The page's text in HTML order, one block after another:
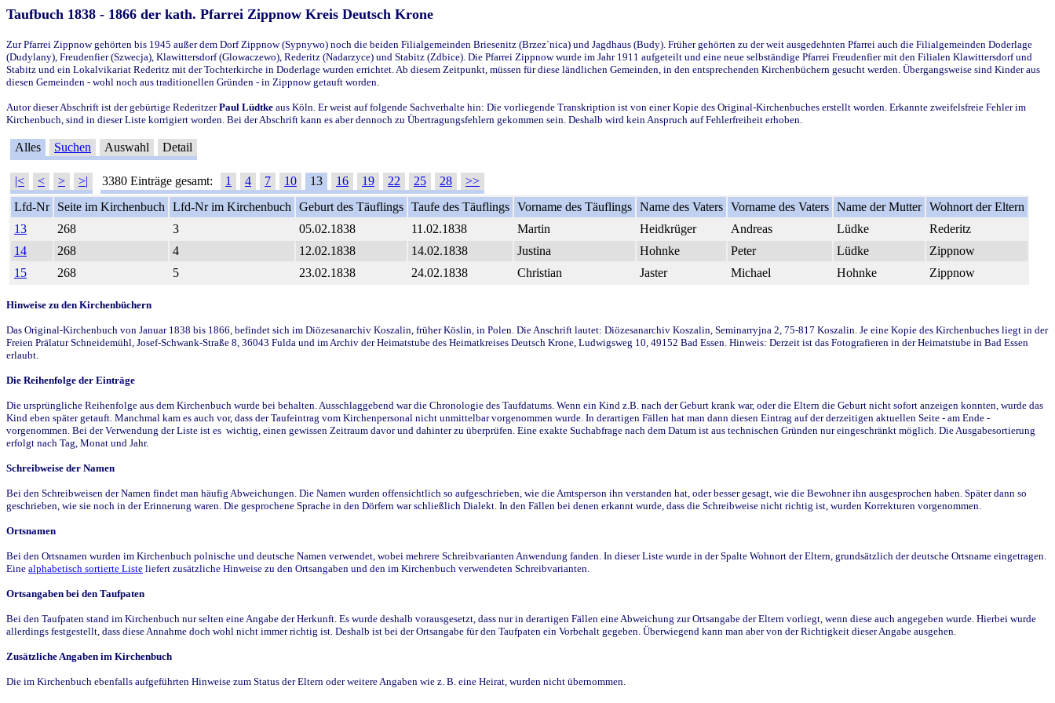
Taufbuch 1838 - 1866 der kath. Pfarrei Zippnow Kreis Deutsch Krone
Zur Pfarrei Zippnow gehörten bis 1945 außer dem Dorf Zippnow (Sypnywo) noch die beiden Filialgemeinden Briesenitz (Brzez`nica) und Jagdhaus (Budy). Früher gehörten zu der weit ausgedehnten Pfarrei auch die Filialgemeinden Doderlage
(Dudylany), Freudenfier (Szwecja), Klawittersdorf (Glowaczewo), Rederitz (Nadarzyce) und Stabitz (Zdbice). Die Pfarrei Zippnow wurde im Jahr 1911 aufgeteilt und eine neue selbständige Pfarrei Freudenfier mit den Filialen Klawittersdorf und
Stabitz und ein Lokalvikariat Rederitz mit der Tochterkirche in Doderlage wurden errichtet. Ab diesem Zeitpunkt, müssen für diese ländlichen Gemeinden, in den entsprechenden Kirchenbüchern gesucht werden. Übergangsweise sind Kinder aus
diesen Gemeinden - wohl noch aus traditionellen Gründen - in Zippnow getauft worden.
Autor dieser Abschrift ist der gebürtige RederitzerPaul Lüdtke aus Köln. Er weist auf folgende Sachverhalte hin: Die vorliegende Transkription ist von einer Kopie des Original-Kirchenbuches erstellt worden. Erkannte zweifelsfreie Fehler im
Kirchenbuch, sind in dieser Liste korrigiert worden. Bei der Abschrift kann es aber dennoch zu Übertragungsfehlern gekommen sein. Deshalb wird kein Anspruch auf Fehlerfreiheit erhoben.
Alles Suchen Auswahl Detail
|< < > >| 3380 Einträge gesamt: 1 4 7 10 13 16 19 22 25 28
>>
Lfd-Nr
Seite im Kirchenbuch Lfd-Nr im Kirchenbuch Geburt des Täuflings Taufe des Täuflings Vorname des Täuflings Name des Vaters Vorname des Vaters Name der Mutter Wohnort der Eltern
13
268 3 05.02.1838 11.02.1838 Martin Heidkrüger Andreas Lüdke
Rederitz
14
268 4 12.02.1838 14.02.1838 Justina Hohnke Peter Lüdke
Zippnow
15
268 5 23.02.1838 24.02.1838 Christian Jaster Michael Hohnke Zippnow
Hinweise zu den Kirchenbüchern
Das Original-Kirchenbuch von Januar 1838 bis 1866, befindet sich im Diözesanarchiv Koszalin, früher Köslin, in Polen. Die Anschrift lautet: Diözesanarchiv Koszalin, Seminarryjna 2, 75-817 Koszalin. Je eine Kopie des Kirchenbuches liegt in der
Freien Prälatur Schneidemühl, Josef-Schwank-Straße 8, 36043 Fulda und im Archiv der Heimatstube des Heimatkreises Deutsch Krone, Ludwigsweg 10, 49152 Bad Essen. Hinweis: Derzeit ist das Fotografieren in der Heimatstube in Bad Essen
erlaubt.
Die Reihenfolge der Einträge
Die ursprüngliche Reihenfolge aus dem Kirchenbuch wurde bei behalten. Ausschlaggebend war die Chronologie des Taufdatums. Wenn ein Kind z.B. nach der Geburt krank war, oder die Eltern die Geburt nicht sofort anzeigen konnten, wurde das
Kind eben später getauft. Manchmal kam es auch vor, dass der Taufeintrag vom Kirchenpersonal nicht unmittelbar vorgenommen wurde. In derartigen Fällen hat man dann diesen Eintrag auf der derzeitigen aktuellen Seite - am Ende -
vorgenommen. Bei der Verwendung der Liste ist es wichtig, einen gewissen Zeitraum davor und dahinter zu überprüfen. Eine exakte Suchabfrage nach dem Datum ist aus technischen Gründen nur eingeschränkt möglich. Die Ausgabesortierung
erfolgt nach Tag, Monat und Jahr.
Schreibweise der Namen
Bei den Schreibweisen der Namen findet man häufig Abweichungen. Die Namen wurden offensichtlich so aufgeschrieben, wie die Amtsperson ihn verstanden hat, oder besser gesagt, wie die Bewohner ihn ausgesprochen haben. Später dann so
geschrieben, wie sie noch in der Erinnerung waren. Die gesprochene Sprache in den Dörfern war schließlich Dialekt. In den Fällen bei denen erkannt wurde, dass die Schreibweise nicht richtig ist, wurden Korrekturen vorgenommen.
Ortsnamen
Bei den Ortsnamen wurden im Kirchenbuch polnische und deutsche Namen verwendet, wobei mehrere Schreibvarianten Anwendung fanden. In dieser Liste wurde in der Spalte Wohnort der Eltern, grundsätzlich der deutsche Ortsname eingetragen.
Eine alphabetisch sortierte Liste liefert zusätzliche Hinweise zu den Ortsangaben und den im Kirchenbuch verwendeten Schreibvarianten.
Ortsangaben bei den Taufpaten
Bei den Taufpaten stand im Kirchenbuch nur selten eine Angabe der Herkunft. Es wurde deshalb vorausgesetzt, dass nur in derartigen Fällen eine Abweichung zur Ortsangabe der Eltern vorliegt, wenn diese auch angegeben wurde. Hierbei wurde
allerdings festgestellt, dass diese Annahme doch wohl nicht immer richtig ist. Deshalb ist bei der Ortsangabe für den Taufpaten ein Vorbehalt gegeben. Überwiegend kann man aber von der Richtigkeit dieser Angabe ausgehen.
Zusätzliche Angaben im Kirchenbuch
Die im Kirchenbuch ebenfalls aufgeführten Hinweise zum Status der Eltern oder weitere Angaben wie z. B. eine Heirat, wurden nicht übernommen.